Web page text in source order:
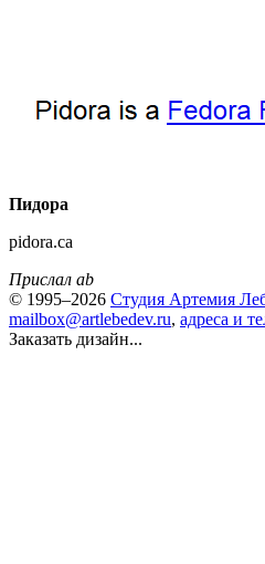
Пидора
pidora.ca
Прислал ab
© 1995–2026 Студия Артемия
mailbox@artlebedev.ru, адреса и
Заказать дизайн...